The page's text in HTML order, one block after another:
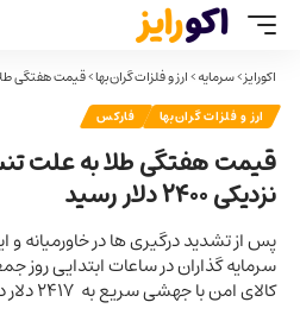
اکورایز>سرمایه>ارز و فلزات گران‌بها>قیمت هفتگی طلا به
ارز و فلزات گران‌بها فارکس
قیمت هفتگی طلا به علت
نزدیکی 2400 دلار رسید
پس از تشدید درگیری ها در خاورمیانه
سرمایه گذاران در ساعات ابتدایی روز
کالای امن با جهشی سریع به 2417 دلار در هر اونس رسید.